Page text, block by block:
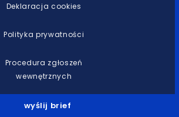
wyślij brief
Deklaracja cookies
Polityka prywatności
Procedura zgłoszeń
wewnętrznych